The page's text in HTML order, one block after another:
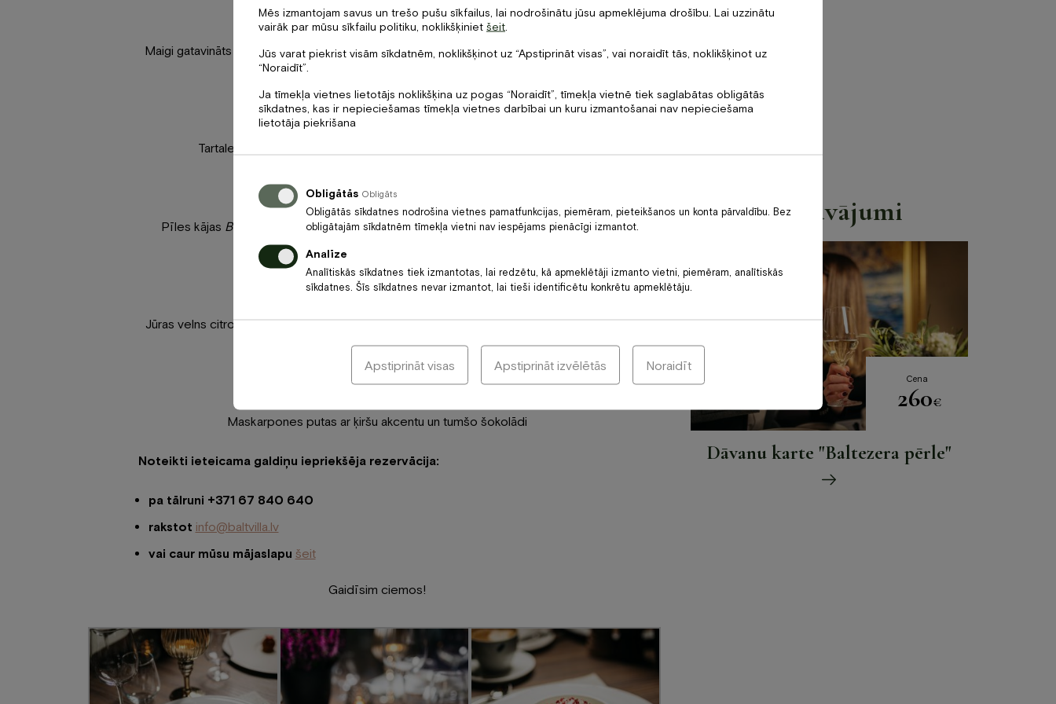
Uzkoda pēc izvēles
Maigi gatavināts lasis kokosa–karija mērcē, pasniegts ar burkāniem, rāceņiem, seleriju
vai
Tartalete ar puķkāpostu kuskusu, dārzeņiem un salsa verde mērci
Pamatēdiens pēc izvēles
Pīles kājas Ballotine
, pasniegta ar baklažānu–bešamela krēmu, pērļu sīpoliem,
vai
Jūras velns citronzālesveloutémērcē, pasniegts ar spinātiem, mīdijām, grauzdiņiem,
tomātiem un diļļu eļļu
Deserts
Maskarpones putas ar ķiršu akcentu un tumšo šokolādi
Noteikti ieteicama galdiņu iepriekšēja rezervācija:
pa tālruni +371 67 840 640
rakstot info@baltvilla.lv
vai caur mūsu mājaslapu šeit
Gaidīsim ciemos!
Kategorijas
VISI JAUNUMI
VIESNĪCA
Īpašie piedāvājumi
Cena
260€
Dāvanu karte "Baltezera pērle"
Mēs izmantojam savus un trešo pušu sīkfailus, lai nodrošinātu jūsu apmeklējuma drošību. Lai uzzinātu
vairāk par mūsu sīkfailu politiku, noklikšķiniet šeit
Jūs varat piekrist visām sīkdatnēm, noklikšķinot uz “Apstiprināt visas”, vai noraidīt tās, noklikšķinot uz
“Noraidīt”.
Ja tīmekļa vietnes lietotājs noklikšķina uz pogas “Noraidīt”, tīmekļa vietnē tiek saglabātas obligātās
sīkdatnes, kas ir nepieciešamas tīmekļa vietnes darbībai un kuru izmantošanai nav nepieciešama
lietotāja piekrišana
Obligātās Obligāts
Obligātās sīkdatnes nodrošina vietnes pamatfunkcijas, piemēram, pieteikšanos un konta pārvaldību. Bez
obligātajām sīkdatnēm tīmekļa vietni nav iespējams pienācīgi izmantot.
Analīze
Analītiskās sīkdatnes tiek izmantotas, lai redzētu, kā apmeklētāji izmanto vietni, piemēram, analītiskās
sīkdatnes. Šīs sīkdatnes nevar izmantot, lai tieši identificētu konkrētu apmeklētāju.
Noraidīt
Apstiprināt izvēlētās
Apstiprināt visas